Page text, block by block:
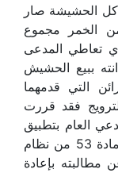
الحشيشة صار
الخمر مجموع
ثبت لدي تعاطي المدعى
ببيع الحشيش
التي قدمهما
فقد قررت
العام بتطبيق
الفقرة 1 من المادة 38 والفقرة 1 من المادة 53 من نظام
مطالبته بإعادة